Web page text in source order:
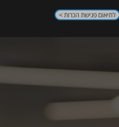
< לתיאום פגישת הכרות